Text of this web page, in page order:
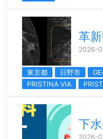
革
2026-
東京都 日野市
PRISTINA VIA
下
2026-